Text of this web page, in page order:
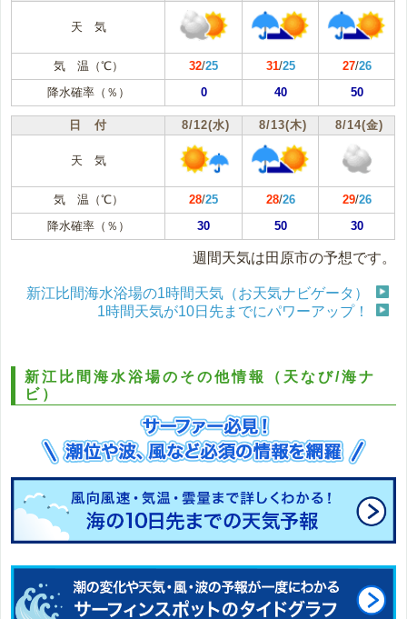
天 気
気 温（℃） 32/25 31/25 27/26
降水確率（％）
0 40 50
日 付 8/12(水) 8/13(木) 8/14(金)
天 気
気 温（℃） 28/25 28/26 29/26
降水確率（％）
30 50 30
週間天気は田原市の予想です。
新江比間海水浴場の1時間天気（お天気ナビゲータ）
1時間天気が10日先までにパワーアップ！
新江比間海水浴場のその他情報（天なび/海ナ
ビ）